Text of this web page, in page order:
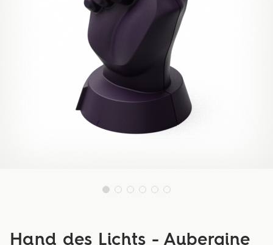
Hand des Lichts - Aubergine